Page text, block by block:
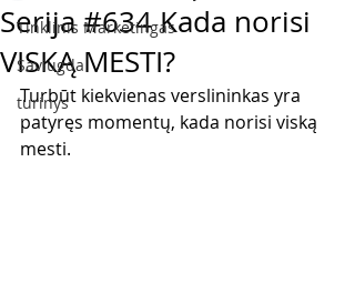
Tinklinis Marketingas
Saviugda
turinys
Serija #634 Kada norisi
VISKĄ MESTI?
Turbūt kiekvienas verslininkas yra
patyręs momentų, kada norisi viską
mesti.